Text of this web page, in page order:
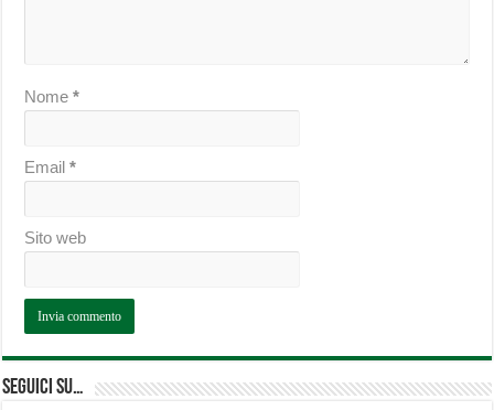
Nome*
Email*
Sito web
Seguici su…